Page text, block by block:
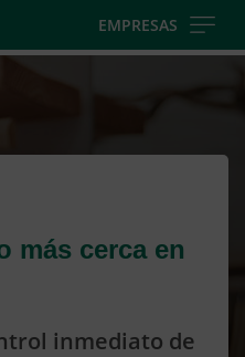
EMPRESAS
más cerca en
inmediato de